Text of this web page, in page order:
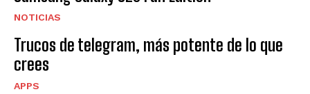
NOTICIAS
Trucos de telegram, más potente de lo que
crees
APPS